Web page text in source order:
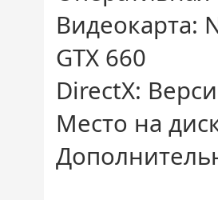
Видеокарта:
GTX 660
DirectX:
Место на